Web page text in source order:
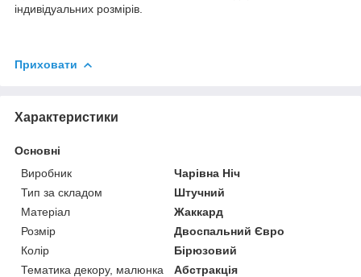
індивідуальних розмірів.
Приховати
Характеристики
Основні
Виробник
Чарівна Ніч
Тип за складом
Штучний
Матеріал
Жаккард
Розмір
Двоспальний Євро
Колір
Бірюзовий
Тематика декору, малюнка
Абстракція